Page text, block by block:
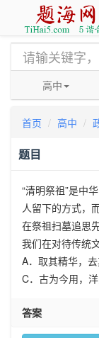
高中
首页 高中
题目
“清明祭祖”是中
人留下的方式，
在祭祖扫墓追思
我们在对待传统
A．取其精华
C．古为今用
答案